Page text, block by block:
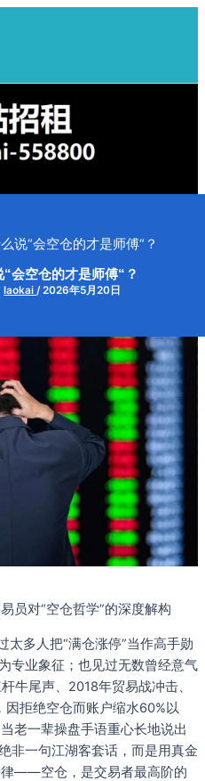
说“会空仓的才是师傅“？
“会空仓的才是师傅“？
laokai /2026年5月20日
员对“空仓哲学”的深度解构
太多人把“满仓涨停”当作高手勋
专业象征；也见过无数曾经意气
牛尾声、2018年贸易战冲击、
拒绝空仓而账户缩水60%以
老一辈操盘手语重心长地说出
非一句江湖客套话，而是用真金
律——空仓，是交易者最高阶的